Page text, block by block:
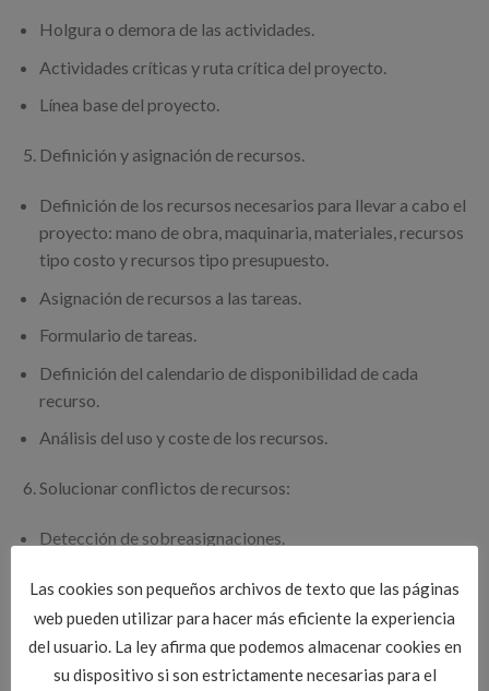
Holgura o demora de las actividades.
Actividades críticas y ruta crítica del proyecto.
Línea base del proyecto.
Definición y asignación de recursos.
Definición de los recursos necesarios para llevar a cabo el
proyecto: mano de obra, maquinaria, materiales, recursos
tipo costo y recursos tipo presupuesto.
Asignación de recursos a las tareas.
Formulario de tareas.
Definición del calendario de disponibilidad de cada
recurso.
Análisis del uso y coste de los recursos.
Solucionar conflictos de recursos:
Detección de sobreasignaciones.
Control de la ejecución del proyecto.
Las cookies son pequeños archivos de texto que las páginas
web pueden utilizar para hacer más eficiente la experiencia
del usuario. La ley afirma que podemos almacenar cookies en
su dispositivo si son estrictamente necesarias para el